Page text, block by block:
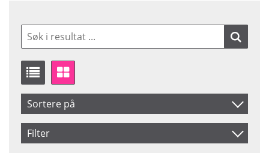
Sortere på
Artikelkod
Filter